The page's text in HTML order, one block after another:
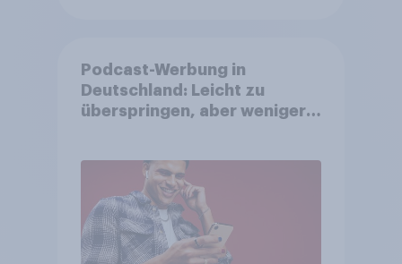
Podcast-Werbung in
Deutschland: Leicht zu
überspringen, aber weniger